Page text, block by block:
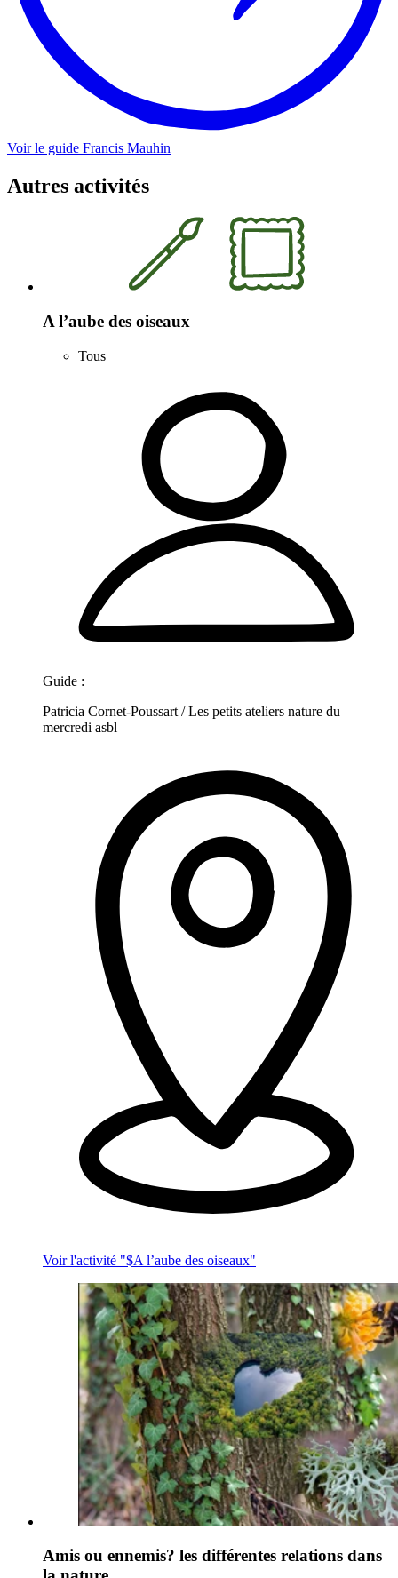
Voir le guide Francis Mauhin
Autres activités
A l’aube des oiseaux
Tous
Guide :
Patricia Cornet-Poussart / Les petits ateliers nature du
mercredi asbl
Voir l'activité "$A l’aube des oiseaux"
Amis ou ennemis? les différentes relations dans